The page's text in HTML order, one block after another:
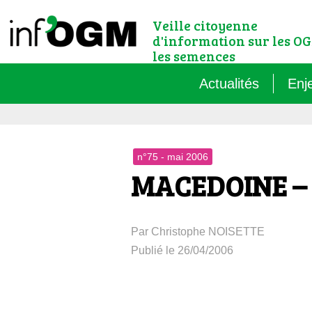
Veille citoyenne
d'information sur les
les semences
Actualités
n°75 - mai 2006
MACEDOINE
Par Christophe NOISETTE
Publié le 26/04/2006